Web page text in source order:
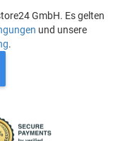
GmbH. Es gelten
und unsere
.